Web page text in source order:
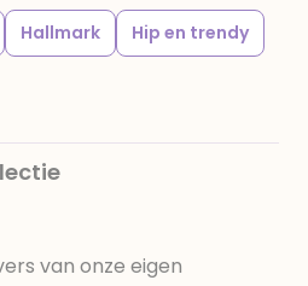
Hallmark
Hip en trendy
van onze eigen